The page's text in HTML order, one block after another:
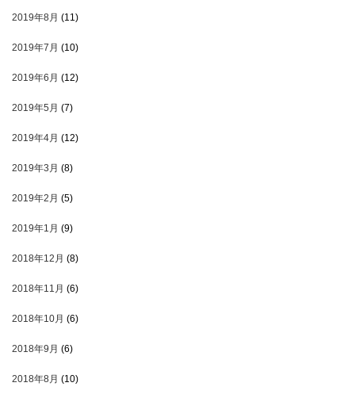
2019年8月 (11)
2019年7月 (10)
2019年6月 (12)
2019年5月 (7)
2019年4月 (12)
2019年3月 (8)
2019年2月 (5)
2019年1月 (9)
2018年12月 (8)
2018年11月 (6)
2018年10月 (6)
2018年9月 (6)
2018年8月 (10)